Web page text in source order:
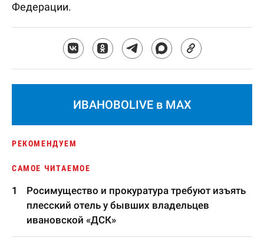
Федерации.
ИВАНОВОLIVE в MAX
РЕКОМЕНДУЕМ
САМОЕ ЧИТАЕМОЕ
Росимущество и прокуратура требуют изъять
плесский отель у бывших владельцев
ивановской «ДСК»